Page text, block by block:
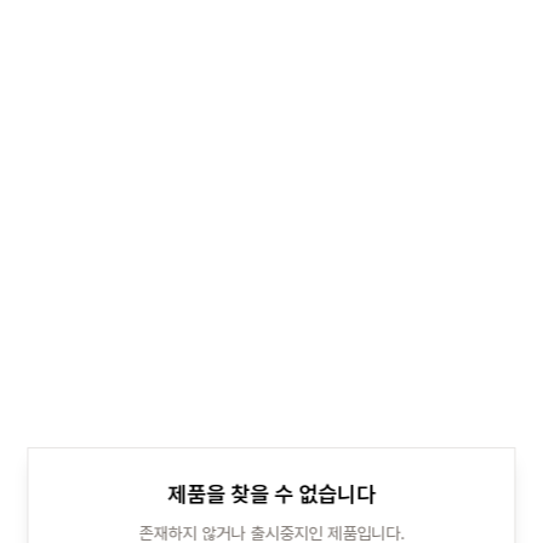
제품을 찾을 수 없습니다
존재하지 않거나 출시중지인 제품입니다.